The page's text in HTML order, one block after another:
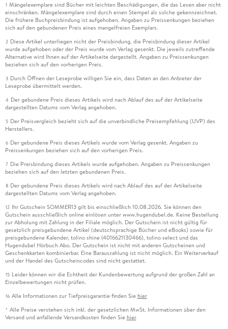
1 Mängelexemplare sind Bücher mit leichten Beschädigungen, die das Lesen aber nicht
einschränken. Mängelexemplare sind durch einen Stempel als solche gekennzeichnet.
Die frühere Buchpreisbindung ist aufgehoben. Angaben zu Preissenkungen beziehen
sich auf den gebundenen Preis eines mangelfreien Exemplars.
2 Diese Artikel unterliegen nicht der Preisbindung, die Preisbindung dieser Artikel
wurde aufgehoben oder der Preis wurde vom Verlag gesenkt. Die jeweils zutreffende
Alternative wird Ihnen auf der Artikelseite dargestellt. Angaben zu Preissenkungen
beziehen sich auf den vorherigen Preis.
3 Durch Öffnen der Leseprobe willigen Sie ein, dass Daten an den Anbieter der
Leseprobe übermittelt werden.
4 Der gebundene Preis dieses Artikels wird nach Ablauf des auf der Artikelseite
dargestellten Datums vom Verlag angehoben.
5 Der Preisvergleich bezieht sich auf die unverbindliche Preisempfehlung (UVP) des
Herstellers.
6 Der gebundene Preis dieses Artikels wurde vom Verlag gesenkt. Angaben zu
Preissenkungen beziehen sich auf den vorherigen Preis.
7 Die Preisbindung dieses Artikels wurde aufgehoben. Angaben zu Preissenkungen
beziehen sich auf den letzten gebundenen Preis.
8 Der gebundene Preis dieses Artikels wird nach Ablauf des auf der Artikelseite
dargestellten Datums vom Verlag angehoben.
12 Ihr Gutschein SOMMER13 gilt bis einschließlich 10.08.2026. Sie können den
Gutschein ausschließlich online einlösen unter www.hugendubel.de. Keine Bestellung
zur Abholung mit Zahlung in der Filiale möglich. Der Gutschein ist nicht gültig für
gesetzlich preisgebundene Artikel (deutschsprachige Bücher und eBooks) sowie für
preisgebundene Kalender, tolino shine (4016621130466), tolino select und das
Hugendubel Hörbuch Abo. Der Gutschein ist nicht mit anderen Gutscheinen und
Geschenkkarten kombinierbar. Eine Barauszahlung ist nicht möglich. Ein Weiterverkauf
und der Handel des Gutscheincodes sind nicht gestattet.
15 Leider können wir die Echtheit der Kundenbewertung aufgrund der großen Zahl an
Einzelbewertungen nicht prüfen.
16 Alle Informationen zur Tiefpreisgarantie finden Sie hier
* Alle Preise verstehen sich inkl. der gesetzlichen MwSt. Informationen über den
Versand und anfallende Versandkosten finden Sie hier